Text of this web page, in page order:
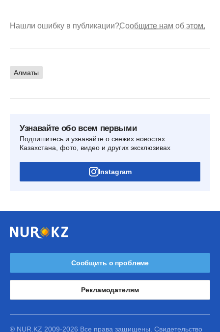
Нашли ошибку в публикации?Сообщите нам об этом.
Алматы
Узнавайте обо всем первыми
Подпишитесь и узнавайте о свежих новостях
Казахстана, фото, видео и других эксклюзивах
Instagram
Сообщить о проблеме
Рекламодателям
® NUR.KZ 2009-2026 Все права защищены. Свидетельство